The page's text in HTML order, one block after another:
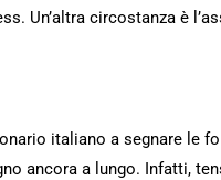
Un’altra circostanza è
italiano a segnare le
ancora a lungo. Infatti,